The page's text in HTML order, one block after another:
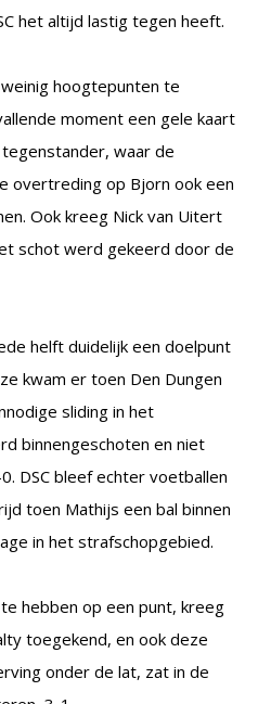
het altijd lastig tegen heeft.
hoogtepunten te
moment een gele kaart
waar de
overtreding op Bjorn ook een
Ook kreeg Nick van Uitert
schot werd gekeerd door de
helft duidelijk een doelpunt
kwam er toen Den Dungen
sliding in het
binnengeschoten en niet
DSC bleef echter voetballen
toen Mathijs een bal binnen
in het strafschopgebied.
hebben op een punt, kreeg
toegekend, en ook deze
onder de lat, zat in de